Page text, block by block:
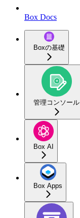
Box Docs
Boxの基礎
管理コンソール
Box AI
Box Apps